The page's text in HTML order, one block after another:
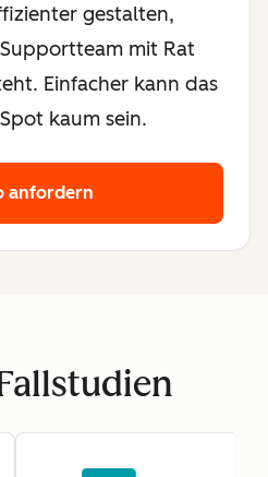
gestalten,
mit Rat
Einfacher kann das
kaum sein.
anfordern